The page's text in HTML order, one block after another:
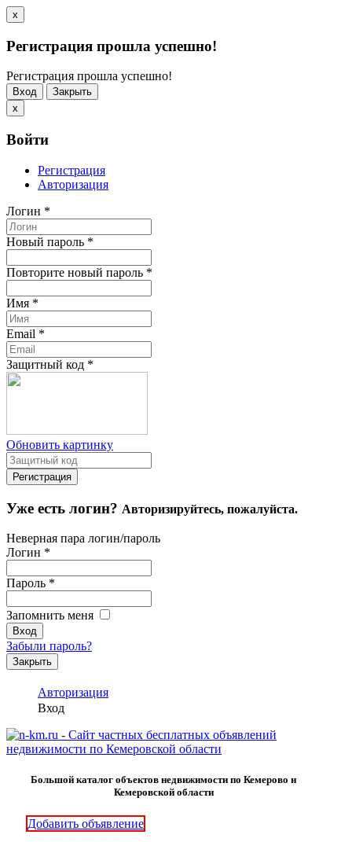
x
Регистрация прошла успешно!
Регистрация прошла успешно!
Вход
Закрыть
x
Войти
Регистрация
Авторизация
Логин *
Новый пароль *
Повторите новый пароль *
Имя *
Email *
Защитный код *
Обновить картинку
Уже есть логин? Авторизируйтесь, пожалуйста.
Неверная пара логин/пароль
Логин *
Пароль *
Запомнить меня
Забыли пароль?
Закрыть
Авторизация
Вход
Большой каталог объектов недвижимости по Кемерово и
Кемеровской области
Добавить объявление